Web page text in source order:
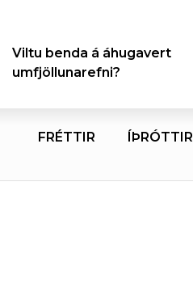
Viltu benda á áhugavert
umfjöllunarefni?
FRÉTTIR ÍÞRÓTTIR